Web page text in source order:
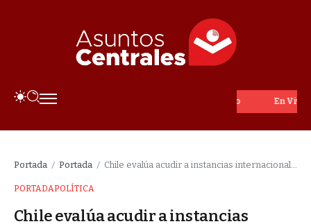
En Vivo
Portada / Portada / Chile evalúa acudir a instancias internacionales por proyecto de nacionalización de vehículos
PORTADAPOLÍTICA
Chile evalúa acudir a instancias